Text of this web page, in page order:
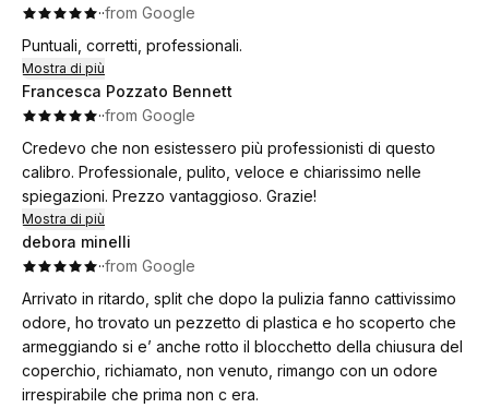
··from Google
Puntuali, corretti, professionali.
Mostra di più
Francesca Pozzato Bennett
··from Google
Credevo che non esistessero più professionisti di questo
calibro. Professionale, pulito, veloce e chiarissimo nelle
spiegazioni. Prezzo vantaggioso. Grazie!
Mostra di più
debora minelli
··from Google
Arrivato in ritardo, split che dopo la pulizia fanno cattivissimo
odore, ho trovato un pezzetto di plastica e ho scoperto che
armeggiando si e’ anche rotto il blocchetto della chiusura del
coperchio, richiamato, non venuto, rimango con un odore
irrespirabile che prima non c era.